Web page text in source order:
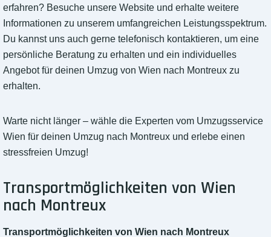
erfahren? Besuche unsere Website und erhalte weitere
Informationen zu unserem umfangreichen Leistungsspektrum.
Du kannst uns auch gerne telefonisch kontaktieren, um eine
persönliche Beratung zu erhalten und ein individuelles
Angebot für deinen Umzug von Wien nach Montreux zu
erhalten.
Warte nicht länger – wähle die Experten vom Umzugsservice
Wien für deinen Umzug nach Montreux und erlebe einen
stressfreien Umzug!
Transportmöglichkeiten von Wien
nach Montreux
Transportmöglichkeiten von Wien nach Montreux